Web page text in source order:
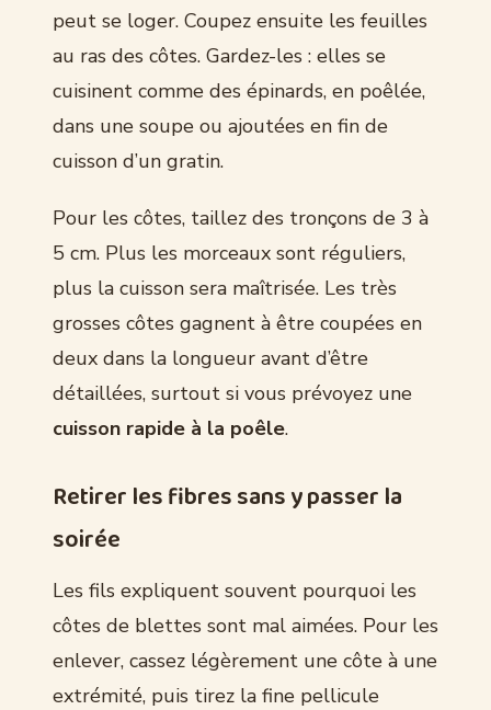
peut se loger. Coupez ensuite les feuilles
au ras des côtes. Gardez-les : elles se
cuisinent comme des épinards, en poêlée,
dans une soupe ou ajoutées en fin de
cuisson d’un gratin.
Pour les côtes, taillez des tronçons de 3 à
5 cm. Plus les morceaux sont réguliers,
plus la cuisson sera maîtrisée. Les très
grosses côtes gagnent à être coupées en
deux dans la longueur avant d’être
détaillées, surtout si vous prévoyez une
cuisson rapide à la poêle.
Retirer les fibres sans y passer la
soirée
Les fils expliquent souvent pourquoi les
côtes de blettes sont mal aimées. Pour les
enlever, cassez légèrement une côte à une
extrémité, puis tirez la fine pellicule